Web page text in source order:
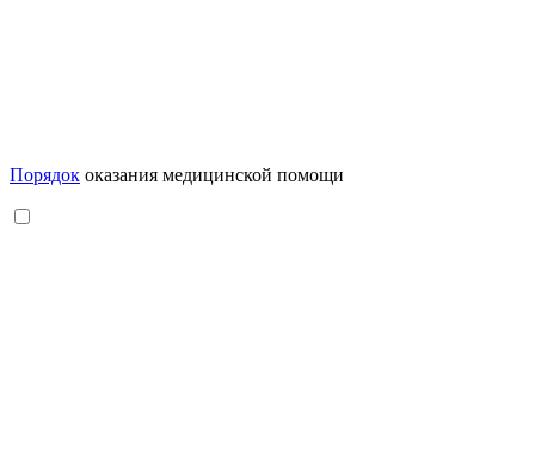
Порядок оказания медицинской помощи